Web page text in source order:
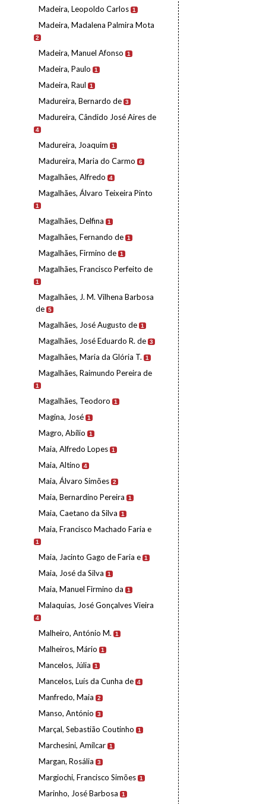
Madeira, Leopoldo Carlos 1
Madeira, Madalena Palmira Mota
2
Madeira, Manuel Afonso 1
Madeira, Paulo 1
Madeira, Raul 1
Madureira, Bernardo de 3
Madureira, Cândido José Aires de
4
Madureira, Joaquim 1
Madureira, Maria do Carmo 6
Magalhães, Alfredo 4
Magalhães, Álvaro Teixeira Pinto
1
Magalhães, Delfina 1
Magalhães, Fernando de 1
Magalhães, Firmino de 1
Magalhães, Francisco Perfeito de
1
Magalhães, J. M. Vilhena Barbosa
de 5
Magalhães, José Augusto de 1
Magalhães, José Eduardo R. de 3
Magalhães, Maria da Glória T. 1
Magalhães, Raimundo Pereira de
1
Magalhães, Teodoro 1
Magina, José 1
Magro, Abílio 1
Maia, Alfredo Lopes 1
Maia, Altino 4
Maia, Álvaro Simões 2
Maia, Bernardino Pereira 1
Maia, Caetano da Silva 1
Maia, Francisco Machado Faria e
1
Maia, Jacinto Gago de Faria e 1
Maia, José da Silva 1
Maia, Manuel Firmino da 1
Malaquias, José Gonçalves Vieira
4
Malheiro, António M. 1
Malheiros, Mário 1
Mancelos, Júlia 1
Mancelos, Luís da Cunha de 4
Manfredo, Maia 2
Manso, António 3
Marçal, Sebastião Coutinho 1
Marchesini, Amílcar 1
Margan, Rosália 3
Margiochi, Francisco Simões 1
Marinho, José Barbosa 1